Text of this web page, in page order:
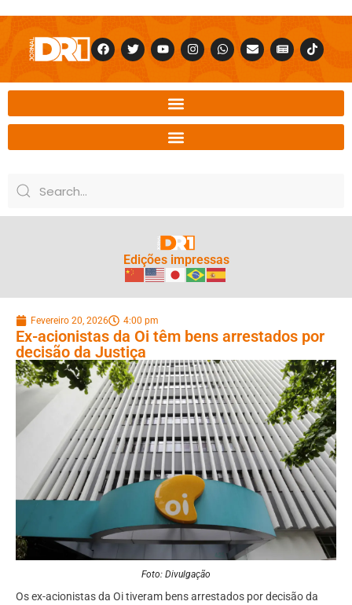
Edições impressas
Fevereiro 20, 2026 4:00 pm
Ex-acionistas da Oi têm bens arrestados por
decisão da Justiça
Foto: Divulgação
Os ex-acionistas da Oi tiveram bens arrestados por decisão da